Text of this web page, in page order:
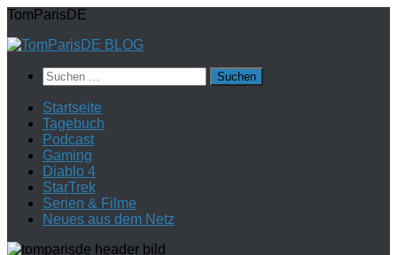
Zum
springen
TomParisDE
Suchen
nach:
Startseite
Tagebuch
Podcast
Gaming
Diablo 4
StarTrek
Serien & Filme
Neues aus dem Netz